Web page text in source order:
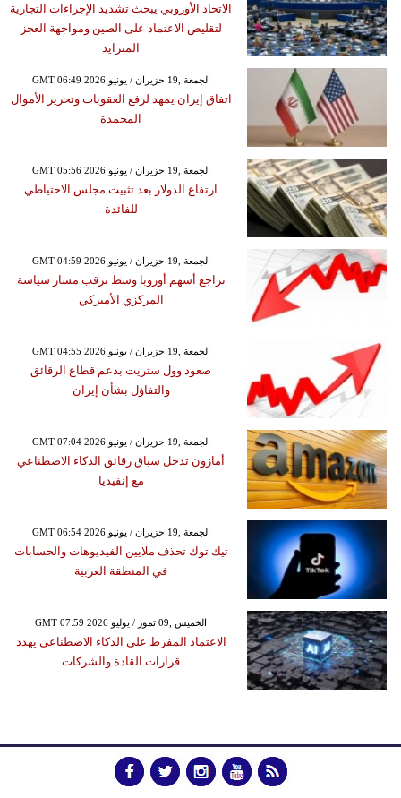
الاتحاد الأوروبي يبحث تشديد الإجراءات التجارية
لتقليص الاعتماد على الصين ومواجهة العجز
المتزايد
GMT 06:49 2026 الجمعة ,19 حزيران / يونيو
اتفاق إيران يمهد لرفع العقوبات وتحرير الأموال
المجمدة
GMT 05:56 2026 الجمعة ,19 حزيران / يونيو
ارتفاع الدولار بعد تثبيت مجلس الاحتياطي
للفائدة
GMT 04:59 2026 الجمعة ,19 حزيران / يونيو
تراجع أسهم أوروبا وسط ترقب مسار سياسة
المركزي الأميركي
GMT 04:55 2026 الجمعة ,19 حزيران / يونيو
صعود وول ستريت بدعم قطاع الرقائق
والتفاؤل بشأن إيران
GMT 07:04 2026 الجمعة ,19 حزيران / يونيو
أمازون تدخل سباق رقائق الذكاء الاصطناعي
مع إنفيديا
GMT 06:54 2026 الجمعة ,19 حزيران / يونيو
تيك توك تحذف ملايين الفيديوهات والحسابات
في المنطقة العربية
GMT 07:59 2026 الخميس ,09 تموز / يوليو
الاعتماد المفرط على الذكاء الاصطناعي يهدد
قرارات القادة والشركات